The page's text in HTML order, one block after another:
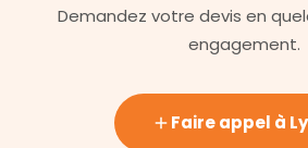
Demandez votre devis en
engagement.
Faire appel à